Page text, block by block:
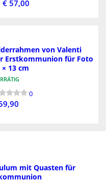
€ 57,00
von Valenti
Erstkommunion für Foto
× 13 cm
0
mit Quasten für